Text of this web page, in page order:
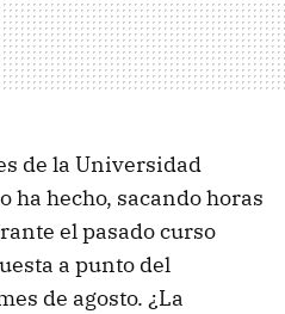
de la Universidad
ha hecho, sacando horas
el pasado curso
a punto del
de agosto. ¿La